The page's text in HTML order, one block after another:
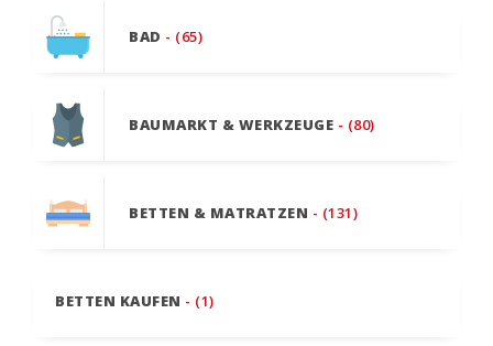
BAD - (65)
BAUMARKT & WERKZEUGE - (80)
BETTEN & MATRATZEN - (131)
BETTEN KAUFEN - (1)